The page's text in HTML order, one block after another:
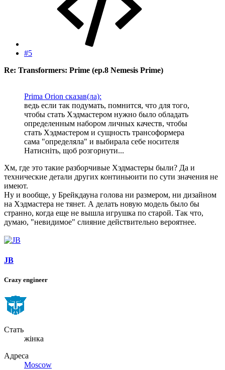
#5
Re: Transformers: Prime (ep.8 Nemesis Prime)
Prima Orion сказав(ла):
ведь если так подумать, помнится, что для того,
чтобы стать Хэдмастером нужно было обладать
определенным набором личных качеств, чтобы
стать Хэдмастером и сущность трансоформера
сама "определяла" и выбирала себе носителя
Натисніть, щоб розгорнути...
Хм, где это такие разборчивые Хэдмастеры были? Да и
технические детали других континьюити по сути значения не
имеют.
Ну и вообще, у Брейкдауна голова ни размером, ни дизайном
на Хэдмастера не тянет. А делать новую модель было бы
странно, когда еще не вышла игрушка по старой. Так что,
думаю, "невидимое" слияние действительно вероятнее.
JB
Crazy engineer
Стать
жінка
Адреса
Moscow